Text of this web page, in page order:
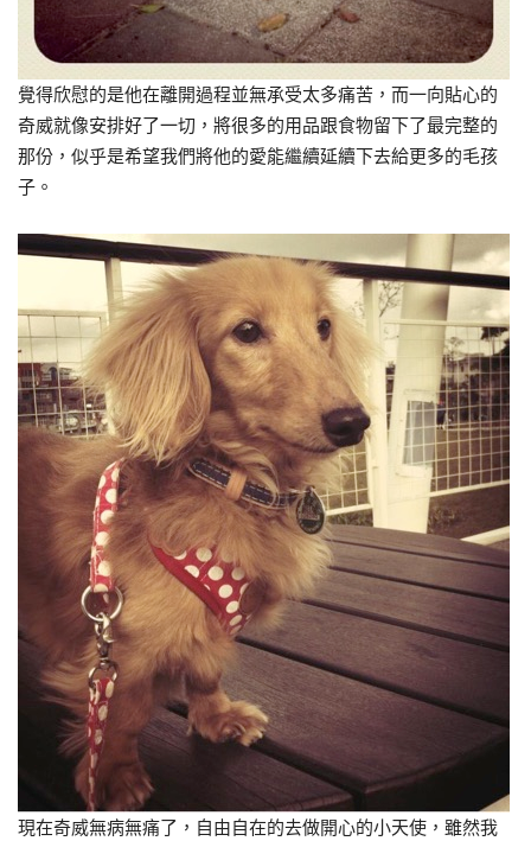
覺得欣慰的是他在離開過程並無承受太多痛苦，而一向貼心的
奇威就像安排好了一切，將很多的用品跟食物留下了最完整的
那份，似乎是希望我們將他的愛能繼續延續下去給更多的毛孩
子。
現在奇威無病無痛了，自由自在的去做開心的小天使，雖然我